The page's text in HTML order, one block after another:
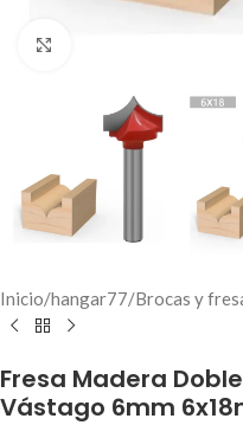
Inicio/hangar77/Brocas y
Fresa Madera
Vástago 6mm